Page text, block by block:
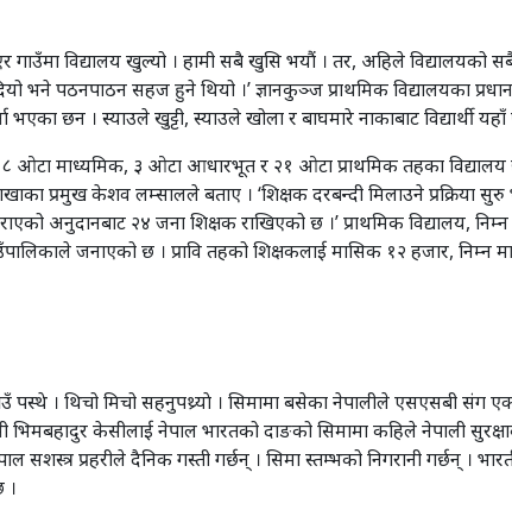
गाउँमा विद्यालय खुल्यो । हामी सबै खुसि भयौं । तर, अहिले
पठनपाठन सहज हुने थियो ।’ ज्ञानकुञ्ज प्राथमिक विद्यालयका
भएका छन । स्याउले खुट्टी, स्याउले खोला र बाघमारे नाकाबाट विद्यार्थी
ओटा माध्यमिक, ३ ओटा आधारभूत र २१ ओटा प्राथमिक तहका विद्यालय
प्रमुख केशव लम्सालले बताए । ‘शिक्षक दरबन्दी मिलाउने प्रक्रिया
अनुदानबाट २४ जना शिक्षक राखिएको छ ।’ प्राथमिक विद्यालय,
जनाएको छ । प्रावि तहको शिक्षकलाई मासिक १२ हजार, निम्न
। थिचो मिचो सहनुपथ्र्याे । सिमामा बसेका नेपालीले एसएसबी संग
भिमबहादुर केसीलाई नेपाल भारतको दाङको सिमामा कहिले नेपाली
सशस्त्र प्रहरीले दैनिक गस्ती गर्छन् । सिमा स्तम्भको निगरानी गर्छन् ।
।